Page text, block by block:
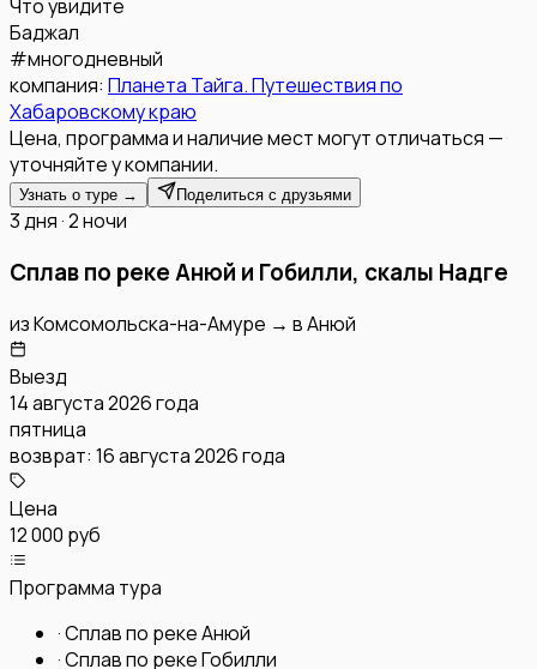
Что увидите
Баджал
#многодневный
компания: Планета Тайга. Путешествия по
Хабаровскому краю
Цена, программа и наличие мест могут отличаться —
уточняйте у компании.
Узнать о туре → Поделиться с друзьями
3 дня · 2 ночи
Сплав по реке Анюй и Гобилли, скалы Надге
изКомсомольска-на-Амуре → вАнюй
Выезд
14 августа 2026 года
пятница
возврат: 16 августа 2026 года
Цена
12 000 руб
Программа тура
·Сплав по реке Анюй
·Сплав по реке Гобилли